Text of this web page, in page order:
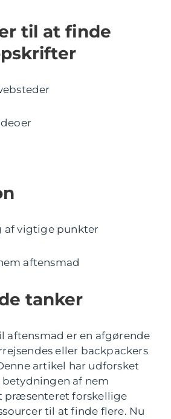
til at finde
af vigtige punkter
aftensmad
tanker
aftensmad er en afgørende
eller backpackers
artikel har udforsket
af nem
præsenteret forskellige
til at finde flere. Nu